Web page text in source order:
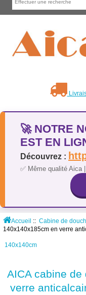
🚀 NOTRE
EST EN
Découvrez :
✅ Même qualité Aica
Accueil :: Cabine de
140x140x185cm en verre
140x140cm
AICA cabine
verre